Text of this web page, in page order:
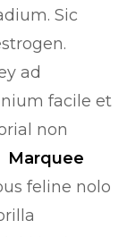
Sic
ad
facile et
non
Marquee
feline nolo